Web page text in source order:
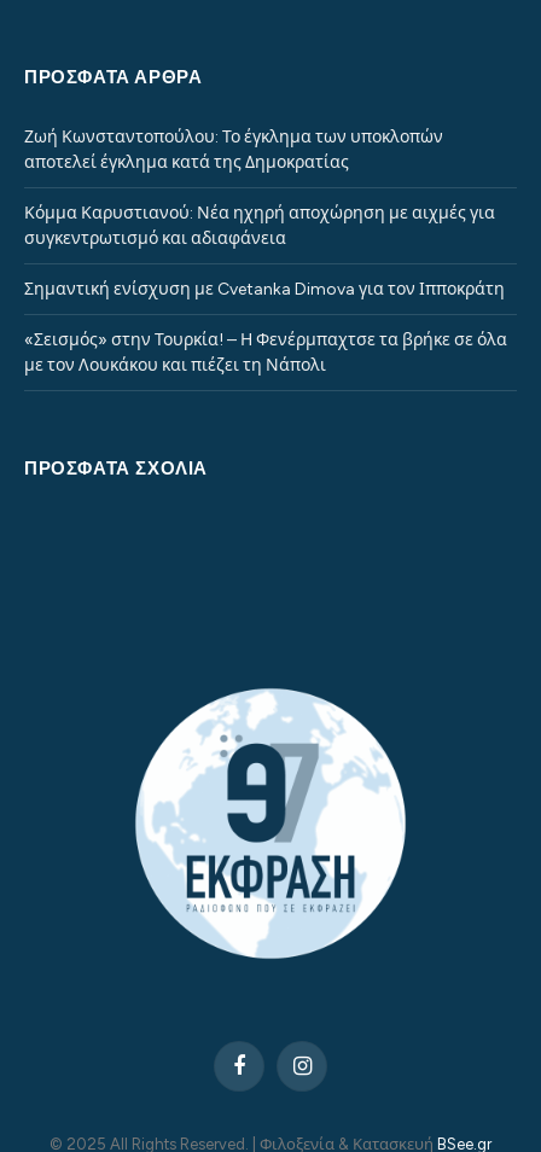
ΠΡΌΣΦΑΤΑ ΆΡΘΡΑ
Ζωή Κωνσταντοπούλου: Το έγκλημα των υποκλοπών
αποτελεί έγκλημα κατά της Δημοκρατίας
Κόμμα Καρυστιανού: Νέα ηχηρή αποχώρηση με αιχμές για
συγκεντρωτισμό και αδιαφάνεια
Σημαντική ενίσχυση με Cvetanka Dimova για τον Ιπποκράτη
«Σεισμός» στην Τουρκία! – Η Φενέρμπαχτσε τα βρήκε σε όλα
με τον Λουκάκου και πιέζει τη Νάπολι
ΠΡΌΣΦΑΤΑ ΣΧΌΛΙΑ
FacebookInstagram
© 2025 All Rights Reserved. | Φιλοξενία & Κατασκευή BSee.gr